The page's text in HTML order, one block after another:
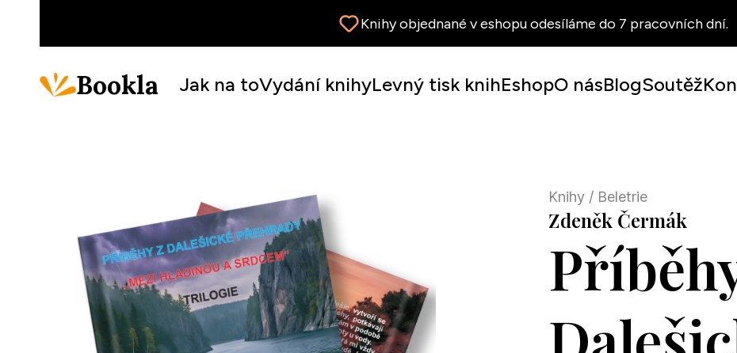
Knihy objednané v eshopu odesíláme do 7 pracovních dní.
Bookla Jak na toVydání knihyLevný tisk knihEshopO násBlogSoutěž
Knihy / Beletrie
Zdeněk Čermák